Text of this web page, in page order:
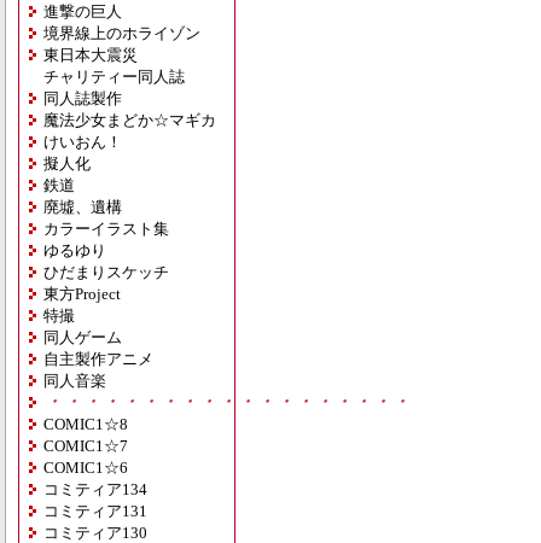
進撃の巨人
境界線上のホライゾン
東日本大震災
チャリティー同人誌
同人誌製作
魔法少女まどか☆マギカ
けいおん！
擬人化
鉄道
廃墟、遺構
カラーイラスト集
ゆるゆり
ひだまりスケッチ
東方Project
特撮
同人ゲーム
自主製作アニメ
同人音楽
・・・・・・・・・・・・・・・・・・・
COMIC1☆8
COMIC1☆7
COMIC1☆6
コミティア134
コミティア131
コミティア130